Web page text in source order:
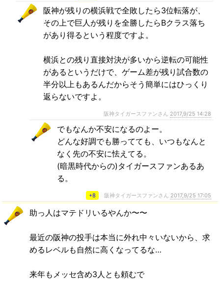
阪神が残りの横浜戦で全敗したら3位転落が、
その上で巨人が残りを全勝したらBクラス落ち
があり得るという程度ですよ。
横浜との残り直接対決が多いから逆転の可能性
があるというだけで、ゲーム差が残り試合数の
半分以上もあるんだからそう簡単にはひっくり
返らないですよ。
阪神タイガースファンさん 2017,9/25 14:28
でもなんか不安になるのよー。
どんな好調でも勝ってても、いつもなんと
なく先の不安に怯えてる。
(暗黒時代からの)タイガースファンあるあ
る。
+8 阪神タイガースファンさん 2017,9/25 17:05
助っ人はマテドリいるやんか〜〜
最近の阪神の投手は本当に外れ中々いないから、求
めるレベルも自然に高くなってるな…
来年もメッセ含め3人とも頼むで